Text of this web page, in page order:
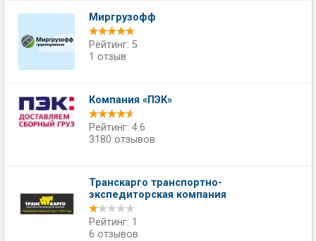
Миргрузофф
Рейтинг: 5
1 отзыв
Компания «ПЭК»
Рейтинг: 4.6
3180 отзывов
Транскарго транспортно-
экспедиторская компания
Рейтинг: 1
6 отзывов